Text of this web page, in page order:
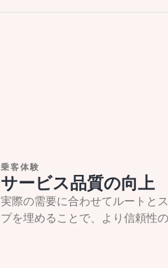
乗客体験
サービス品質の向上
実際の需要に合わせてルートと
プを埋めることで、より信頼性